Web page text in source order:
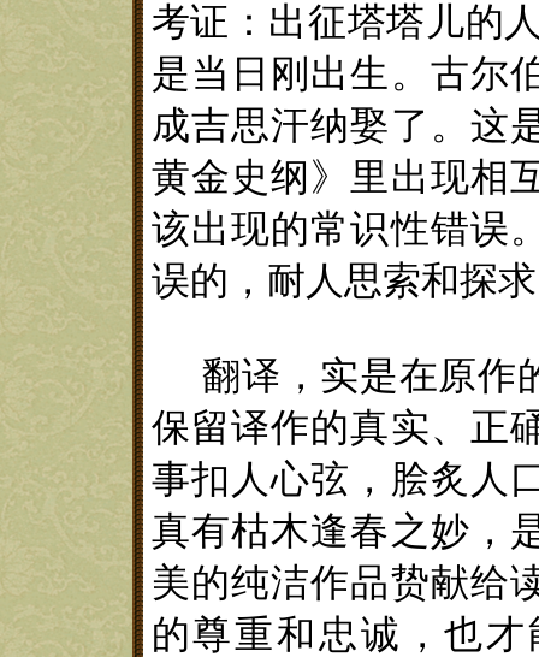
考证：出征塔塔儿的
是当日刚出生。 古尔
成吉思汗纳娶了。这
黄金史纲》 里出现相
该出现的常识性错误
误的 ，耐人思索和探求
翻译 ， 实是在原作
保留译作的真实、正
事扣人心弦，脍炙人
真有枯木逢春之妙 ，
美的纯洁作品贽献给
的尊重和忠诚，也